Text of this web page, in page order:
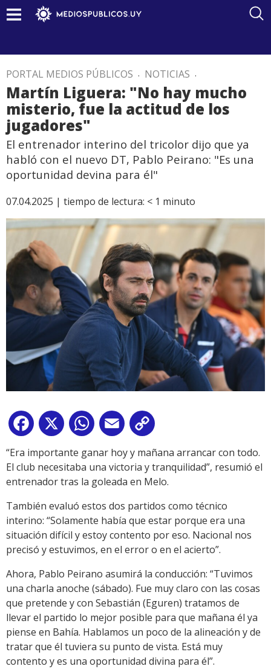
PORTAL MEDIOS PÚBLICOS . NOTICIAS .
Martín Liguera: "No hay mucho
misterio, fue la actitud de los
jugadores"
El entrenador interino del tricolor dijo que ya
habló con el nuevo DT, Pablo Peirano: "Es una
oportunidad devina para él"
07.04.2025 | tiempo de lectura: < 1 minuto
Facebook
X WhatsApp
Email
Link
“Era importante ganar hoy y mañana arrancar con todo.
El club necesitaba una victoria y tranquilidad”, resumió el
entrenador tras la goleada en Melo.
También evaluó estos dos partidos como técnico
interino: “Solamente había que estar porque era una
situación difícil y estoy contento por eso. Nacional nos
precisó y estuvimos, en el error o en el acierto”.
Ahora, Pablo Peirano asumirá la conducción: “Tuvimos
una charla anoche (sábado). Fue muy claro con las cosas
que pretende y con Sebastián (Eguren) tratamos de
llevar el partido lo mejor posible para que mañana él ya
piense en Bahía. Hablamos un poco de la alineación y de
tratar que él tuviera su punto de vista. Está muy
contento y es una oportunidad divina para él”.